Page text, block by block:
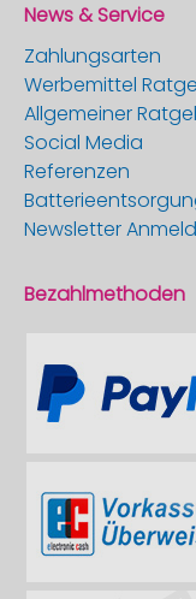
News & Service
Zahlungsarten
Werbemittel
Allgemeiner
Social Media
Referenzen
Newsletter
Bezahlmethoden